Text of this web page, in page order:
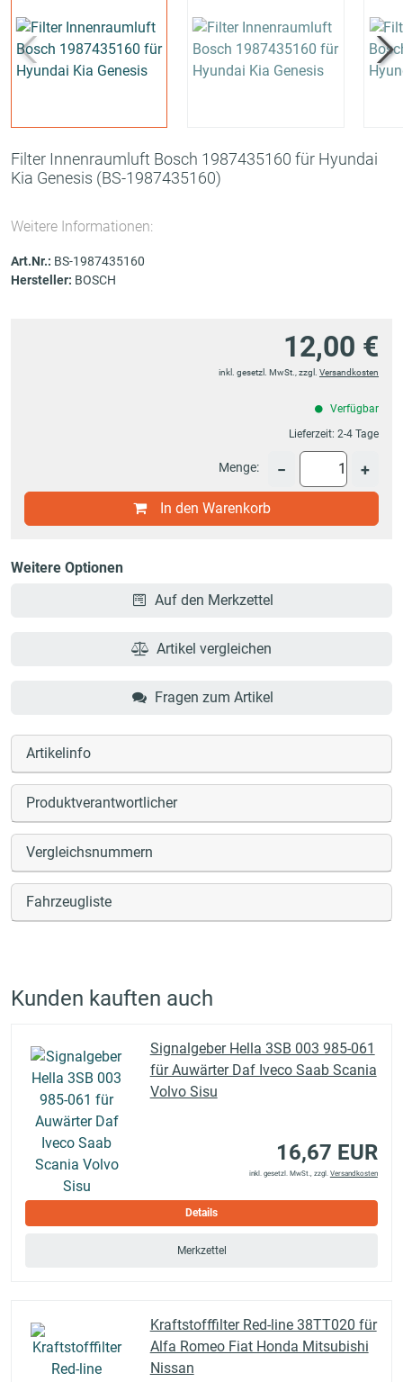
Filter Innenraumluft Bosch 1987435160 für Hyundai
Kia Genesis (BS-1987435160)
Weitere Informationen:
Art.Nr.: BS-1987435160
Hersteller: BOSCH
12,00 €
inkl. gesetzl. MwSt., zzgl. Versandkosten
Verfügbar
Lieferzeit: 2-4 Tage
Menge: − +
In den Warenkorb
Weitere Optionen
Auf den Merkzettel
Artikel vergleichen
Fragen zum Artikel
Artikelinfo
Produktverantwortlicher
Vergleichsnummern
Fahrzeugliste
Kunden kauften auch
Signalgeber Hella 3SB 003 985-061
für Auwärter Daf Iveco Saab Scania
Volvo Sisu
16,67 EUR
inkl. gesetzl. MwSt., zzgl. Versandkosten
Details
Merkzettel
Kraftstofffilter Red-line 38TT020 für
Alfa Romeo Fiat Honda Mitsubishi
Nissan